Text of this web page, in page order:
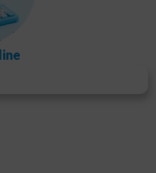
en cualquier lugar
seguras.